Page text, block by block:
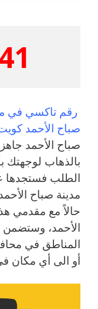
رقم تاكسي في
صباح الأحمد
صباح الأحمد
بالذهاب لوجهتك
الطلب فستجدها
مدينة صباح
حالاً مع مقدمي
الأحمد، وستضمن
المناطق في
أو الى أي مكان